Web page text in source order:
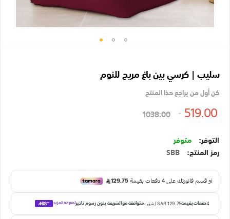
بداية
معرض
سليب | كرسي بين باغ مريح للنوم
كن أول من يراجع هذا المنتج
519.00
1038.00
متوفر
رمز المنتج
SBB